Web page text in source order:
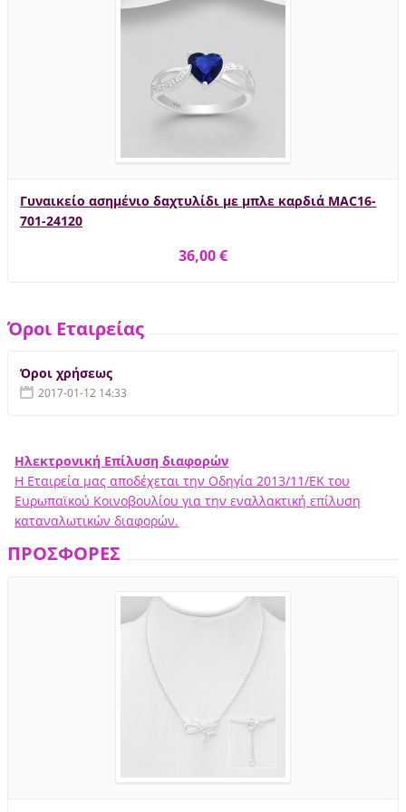
Γυναικείο ασημένιο δαχτυλίδι με μπλε καρδιά MAC16-
701-24120
36,00 €
Όροι Εταιρείας
Όροι χρήσεως
2017-01-12 14:33
Ηλεκτρονική Επίλυση διαφορών
Η Εταιρεία μας αποδέχεται την Οδηγία 2013/11/ΕΚ του
Ευρωπαϊκού Κοινοβουλίου για την εναλλακτική επίλυση
καταναλωτικών διαφορών.
ΠΡΟΣΦΟΡΕΣ